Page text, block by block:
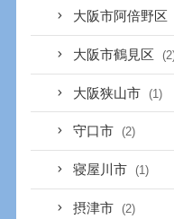
大阪市阿倍野区
大阪市鶴見区
大阪狭山市 (1)
守口市 (2)
寝屋川市 (1)
摂津市 (2)